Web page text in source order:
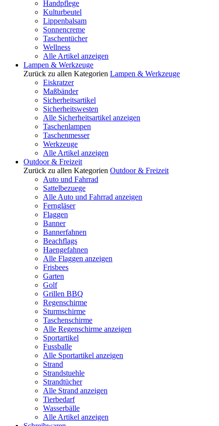
Handpflege
Kulturbeutel
Lippenbalsam
Sonnencreme
Taschentücher
Wellness
Alle Artikel anzeigen
Lampen & Werkzeuge
Zurück zu allen Kategorien Lampen & Werkzeuge
Eiskratzer
Maßbänder
Sicherheitsartikel
Sicherheitswesten
Alle Sicherheitsartikel anzeigen
Taschenlampen
Taschenmesser
Werkzeuge
Alle Artikel anzeigen
Outdoor & Freizeit
Zurück zu allen Kategorien Outdoor & Freizeit
Auto und Fahrrad
Sattelbezuege
Alle Auto und Fahrrad anzeigen
Ferngläser
Flaggen
Banner
Bannerfahnen
Beachflags
Haengefahnen
Alle Flaggen anzeigen
Frisbees
Garten
Golf
Grillen BBQ
Regenschirme
Sturmschirme
Taschenschirme
Alle Regenschirme anzeigen
Sportartikel
Fussballe
Alle Sportartikel anzeigen
Strand
Strandstuehle
Strandtücher
Alle Strand anzeigen
Tierbedarf
Wasserbälle
Alle Artikel anzeigen